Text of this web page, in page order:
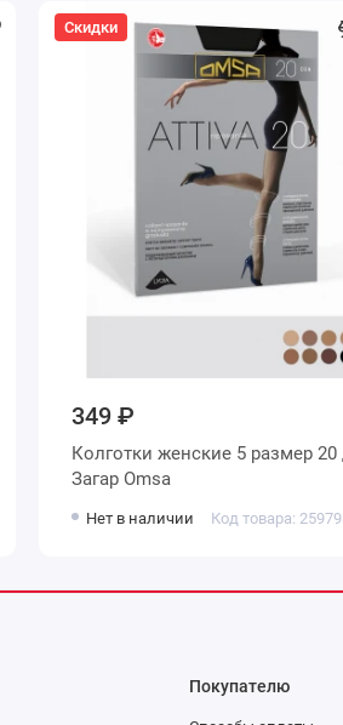
Скидки
349 ₽
Колготки женские 5 размер 20 ден
Загар Omsa
Нет в наличии Код товара:
Покупателю